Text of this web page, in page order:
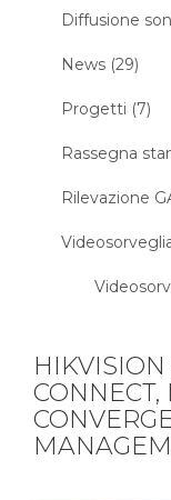
Diffusione
News (29)
Progetti (7)
Rassegna
Rilevazione